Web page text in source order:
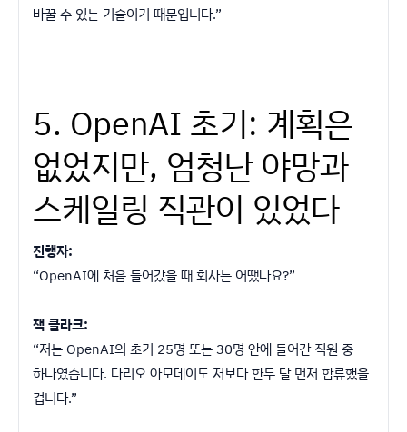
바꿀 수 있는 기술이기 때문입니다.”
5. OpenAI 초기: 계획은
없었지만, 엄청난 야망과
스케일링 직관이 있었다
진행자:
“OpenAI에 처음 들어갔을 때 회사는 어땠나요?”
잭 클라크:
“저는 OpenAI의 초기 25명 또는 30명 안에 들어간 직원 중
하나였습니다. 다리오 아모데이도 저보다 한두 달 먼저 합류했을
겁니다.”